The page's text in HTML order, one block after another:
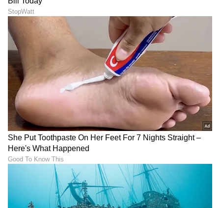
ನಿನ್ನ ಬಿಡೋದಿಲ್ಲ, ದೂರ ಆಗಲ್ಲ:
Darshan Thoogudeepa ಪತ್ನಿ
ವಿಜಯಲಕ್ಷ್ಮೀ
ಇರಿದ್ರು; ಯಾರನ್ನೂ
ನಂಬಬಾರದಪ್ಪ..!
LATEST VIDEOS